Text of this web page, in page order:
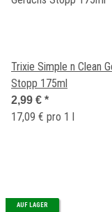
Trixie Simple n Clean
Stopp 175ml
2,99 € *
17,09 € pro 1 l
AUF LAGER